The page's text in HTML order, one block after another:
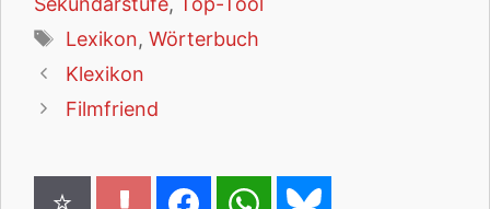
Schlagwörter
Lexikon, Wörterbuch
Klexikon
Filmfriend